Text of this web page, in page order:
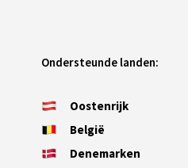
Ondersteunde landen:
Oostenrijk
België
Denemarken